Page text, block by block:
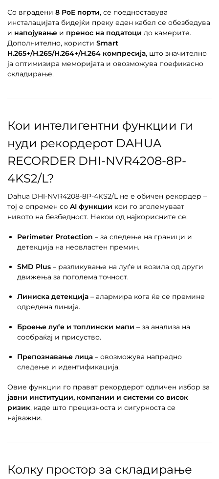
Со вградени 8 PoE порти, се поедноставува
инсталацијата бидејќи преку еден кабел се обезбедува
и напојување и пренос на податоци до камерите.
Дополнително, користи Smart
H.265+/H.265/H.264+/H.264 компресија, што значително
ја оптимизира меморијата и овозможува поефикасно
складирање.
Кои интелигентни функции ги
нуди рекордерот DAHUA
RECORDER DHI-NVR4208-8P-
4KS2/L?
Dahua DHI-NVR4208-8P-4KS2/L не е обичен рекордер –
тој е опремен со AI функции кои го зголемуваат
нивото на безбедност. Некои од најкорисните се:
Perimeter Protection – за следење на граници и
детекција на неовластен премин.
SMD Plus – разликување на луѓе и возила од други
движења за поголема точност.
Линиска детекција – алармира кога ќе се премине
одредена линија.
Броење луѓе и топлински мапи – за анализа на
сообраќај и присуство.
Препознавање лица – овозможува напредно
следење и идентификација.
Овие функции го прават рекордерот одличен избор за
јавни институции, компании и системи со висок
ризик, каде што прецизноста и сигурноста се
најважни.
Колку простор за складирање